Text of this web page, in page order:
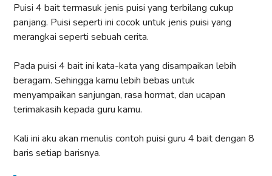
Puisi 4 bait termasuk jenis puisi yang terbilang cukup
panjang. Puisi seperti ini cocok untuk jenis puisi yang
merangkai seperti sebuah cerita.
Pada puisi 4 bait ini kata-kata yang disampaikan lebih
beragam. Sehingga kamu lebih bebas untuk
menyampaikan sanjungan, rasa hormat, dan ucapan
terimakasih kepada guru kamu.
Kali ini aku akan menulis contoh puisi guru 4 bait dengan 8
baris setiap barisnya.